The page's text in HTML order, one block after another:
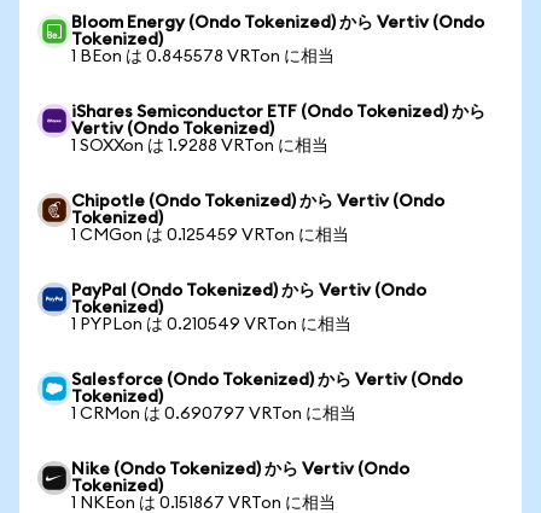
Bloom Energy (Ondo Tokenized) から Vertiv (Ondo
Tokenized)
1 BEon は 0.845578 VRTon に相当
iShares Semiconductor ETF (Ondo Tokenized) から
Vertiv (Ondo Tokenized)
1 SOXXon は 1.9288 VRTon に相当
Chipotle (Ondo Tokenized) から Vertiv (Ondo
Tokenized)
1 CMGon は 0.125459 VRTon に相当
PayPal (Ondo Tokenized) から Vertiv (Ondo
Tokenized)
1 PYPLon は 0.210549 VRTon に相当
Salesforce (Ondo Tokenized) から Vertiv (Ondo
Tokenized)
1 CRMon は 0.690797 VRTon に相当
Nike (Ondo Tokenized) から Vertiv (Ondo
Tokenized)
1 NKEon は 0.151867 VRTon に相当